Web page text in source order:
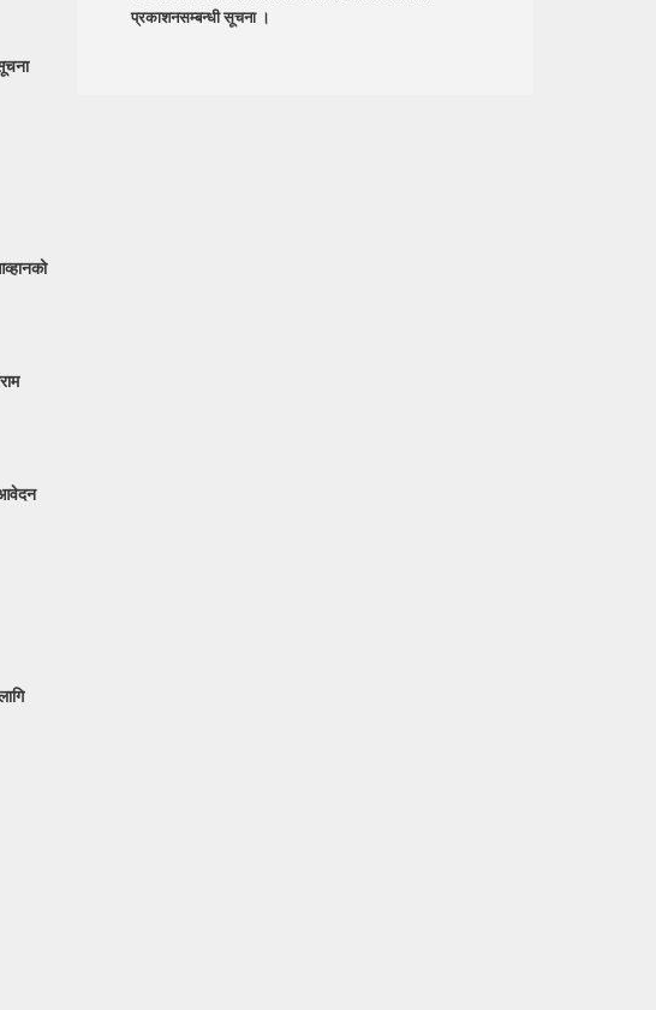
आवेदन
प्रकाशनसम्बन्धी सूचना ।